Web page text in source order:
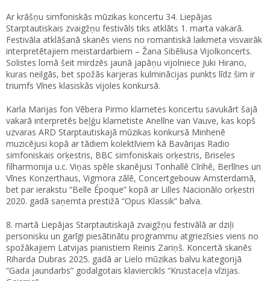
Ar krāšņu simfoniskās mūzikas koncertu 34. Liepājas
Starptautiskais zvaigžņu festivāls tiks atklāts 1. marta vakarā.
Festivāla atklāšanā skanēs viens no romantiskā laikmeta visvairāk
interpretētajiem meistardarbiem – Žana Sibēliusa Vijolkoncerts.
Solistes lomā šeit mirdzēs jaunā japāņu vijolniece Juki Hirano,
kuras neilgās, bet spožās karjeras kulminācijas punkts līdz šim ir
triumfs Vīnes klasiskās vijoles konkursā.
Karla Marijas fon Vēbera Pirmo klarnetes koncertu savukārt šajā
vakarā interpretēs beļģu klarnetiste Anelīne van Vauve, kas kopš
uzvaras ARD Starptautiskajā mūzikas konkursā Minhenē
muzicējusi kopā ar tādiem kolektīviem kā Bavārijas Radio
simfoniskais orķestris, BBC simfoniskais orķestris, Briseles
filharmonija u.c. Viņas spēle skanējusi Tonhallē Cīrihē, Berlīnes un
Vīnes Konzerthaus, Vigmora zālē, Concertgebouw Amsterdamā,
bet par ierakstu “Belle Époque” kopā ar Lilles Nacionālo orķestri
2020. gadā saņemta prestižā “Opus Klassik” balva.
8. martā Liepājas Starptautiskajā zvaigžņu festivālā ar dziļi
personisku un garīgi piesātinātu programmu atgriezīsies viens no
spožākajiem Latvijas pianistiem Reinis Zariņš. Koncertā skanēs
Riharda Dubras 2025. gadā ar Lielo mūzikas balvu kategorijā
“Gada jaundarbs” godalgotais klaviercikls “Krustaceļa vīzijas.